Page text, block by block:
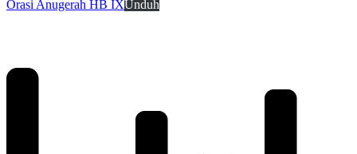
Orasi Anugerah HB IXUnduh